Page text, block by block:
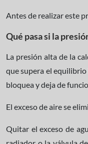
Antes de realizar este
Qué pasa si la
La presión alta de la
que supera el equilibrio
bloquea y deja de
El exceso de aire se
Quitar el exceso de